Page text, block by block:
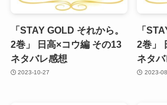
「STAY GOLD それから。
2巻」 日高×コウ編 その13
ネタバレ感想
2023-10-27
「
2巻」
ネタ
2023-